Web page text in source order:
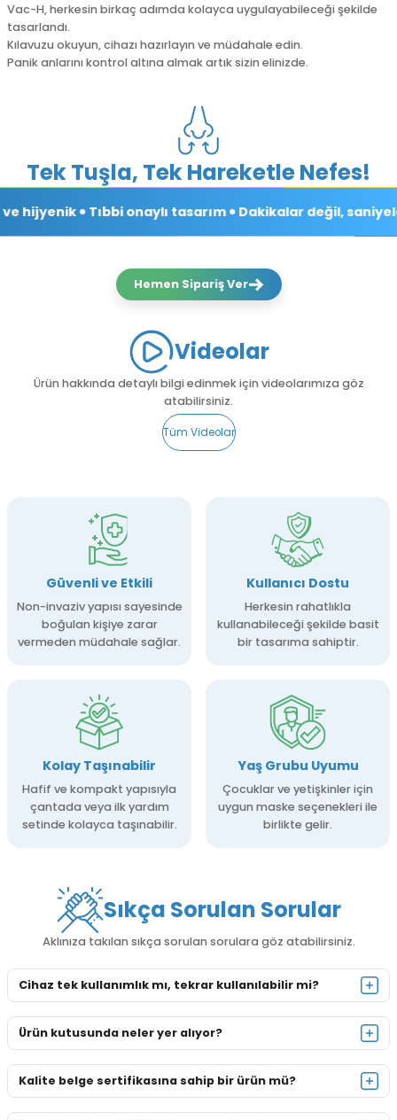
Vac-H, herkesin birkaç adımda kolayca uygulayabileceği şekilde
tasarlandı.
Kılavuzu okuyun, cihazı hazırlayın ve müdahale edin.
Panik anlarını kontrol altına almak artık sizin elinizde.
Tek Tuşla, Tek Hareketle Nefes!
hijyenik Tıbbi onaylı tasarım Dakikalar değil,
Hemen Sipariş Ver
Videolar
Ürün hakkında detaylı bilgi edinmek için videolarımıza göz
atabilirsiniz.
Tüm Videolar
Güvenli ve Etkili
Non-invaziv yapısı sayesinde
boğulan kişiye zarar
vermeden müdahale sağlar.
Kullanıcı Dostu
Herkesin rahatlıkla
kullanabileceği şekilde basit
bir tasarıma sahiptir.
Kolay Taşınabilir
Hafif ve kompakt yapısıyla
çantada veya ilk yardım
setinde kolayca taşınabilir.
Yaş Grubu Uyumu
Çocuklar ve yetişkinler için
uygun maske seçenekleri ile
birlikte gelir.
Sıkça Sorulan Sorular
Aklınıza takılan sıkça sorulan sorulara göz atabilirsiniz.
Cihaz tek kullanımlık mı, tekrar kullanılabilir mi?
Ürün kutusunda neler yer alıyor?
Kalite belge sertifikasına sahip bir ürün mü?